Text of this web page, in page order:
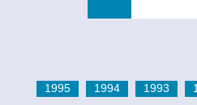
1993
1994
1995